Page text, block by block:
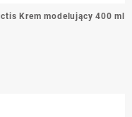
Krem modelujący 400 ml